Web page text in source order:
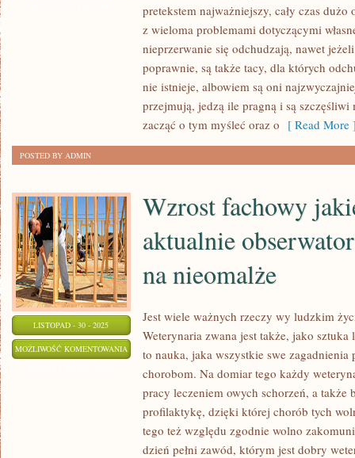
PRZYPADKACH
TAK,
KTOŚ
SZPECĄCE
ZMIANY
JEST
pretekstem najważniejszy, cały czas dużo
z wieloma problemami dotyczącymi
nieprzerwanie się odchudzają, nawet
poprawnie, są także tacy, dla których
nie istnieje, albowiem są oni
przejmują, jedzą ile pragną i są szczęśliwi
zacząć o tym myśleć oraz o [ Read More
POSTED BY ADMIN
LISTOPAD - 30 - 2025
MOŻLIWOŚĆ KOMENTOWANIA
FACHOWY
JESTEŚMY
AKTUALNIE
OBSERWATORAMI
Wzrost fachowy
aktualnie
na nieomalże
Jest wiele ważnych rzeczy wy ludzkim
Weterynaria zwana jest także, jako
to nauka, jaka wszystkie swe
chorobom. Na domiar tego każdy
pracy leczeniem owych schorzeń, a także
profilaktykę, dzięki której chorób tych
tego też względu zgodnie wolno
dzień pełni zawód, którym jest dobry